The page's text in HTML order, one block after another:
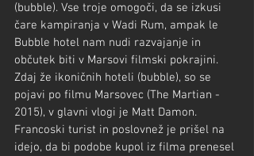
(bubble). Vse troje omogoči, da se izkusi
čare kampiranja v Wadi Rum, ampak le
Bubble hotel nam nudi razvajanje in
občutek biti v Marsovi filmski pokrajini.
Zdaj že ikoničnih hoteli (bubble), so se
pojavi po filmu Marsovec (The Martian -
2015), v glavni vlogi je Matt Damon.
Francoski turist in poslovnež je prišel na
idejo, da bi podobe kupol iz filma prenesel